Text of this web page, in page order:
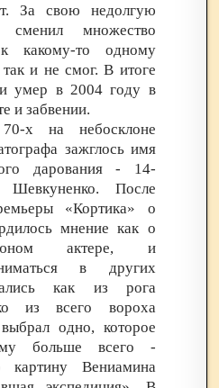
За свою недолгую
множество
какому-то одному
и не смог. В итоге
умер в 2004 году в
и забвении.
х на небосклоне
зажглось имя
дарования - 14-
Шевкуненко. После
«Кортика» о
мнение как о
юном актере, и
в других
как из рога
из всего вороха
одно, которое
больше всего -
картину Вениамина